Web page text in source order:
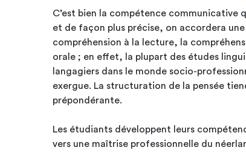
C’est bien la compétence communicative
et de façon plus précise, on accordera
compréhension à la lecture, la
orale ; en effet, la plupart des études
langagiers dans le monde socio-
exergue. La structuration de la pensée
prépondérante.
Les étudiants développent leurs
vers une maîtrise professionnelle du